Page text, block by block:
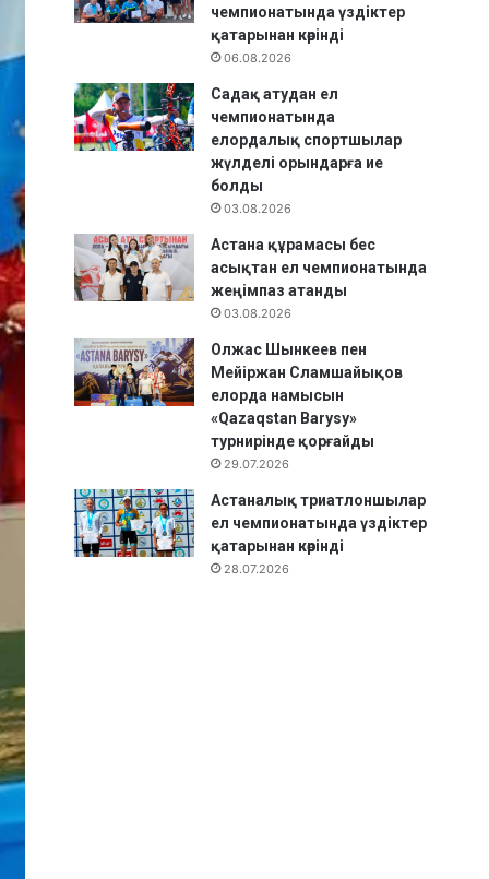
чемпионатында үздіктер
қатарынан көрінді
06.08.2026
Садақ атудан ел
чемпионатында
елордалық спортшылар
жүлделі орындарға ие
болды
03.08.2026
Астана құрамасы бес
асықтан ел чемпионатында
жеңімпаз атанды
03.08.2026
Олжас Шынкеев пен
Мейіржан Сламшайықов
елорда намысын
«Qazaqstan Barysy»
турнирінде қорғайды
29.07.2026
Астаналық триатлоншылар
ел чемпионатында үздіктер
қатарынан көрінді
28.07.2026